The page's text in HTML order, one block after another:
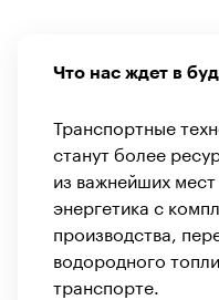
Что нас ждет в
Транспортные
станут более
из важнейших
энергетика с
производства,
водородного
транспорте.